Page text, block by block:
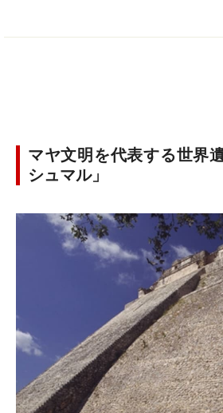
マヤ文明を代表する世界
シュマル」